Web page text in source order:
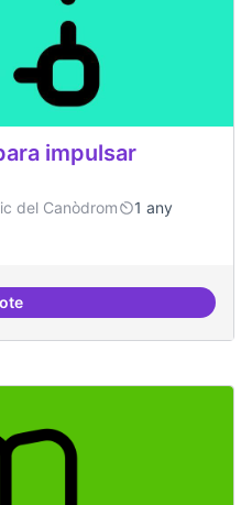
impulsar
del Canòdrom
1 any
Grupos de trabajo para impulsar